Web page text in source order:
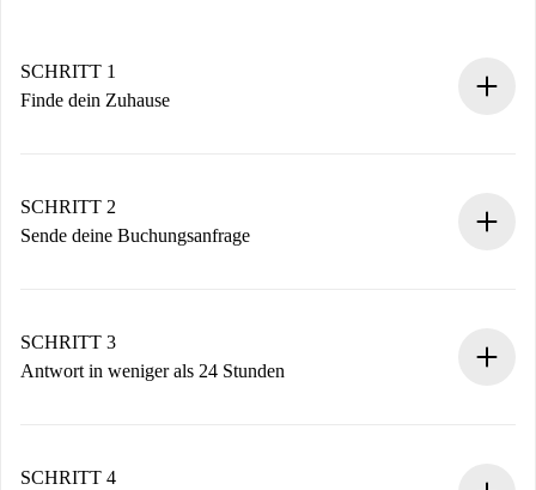
SCHRITT 1
Finde dein Zuhause
Du erhältst alle notwendigen Informationen im Voraus.
SCHRITT 2
Sende deine Buchungsanfrage
Denk daran, dass wir dich erst belasten, wenn der
Vermieter zustimmt.
SCHRITT 3
Antwort in weniger als 24 Stunden
stellen den Kontakt her.
SCHRITT 4